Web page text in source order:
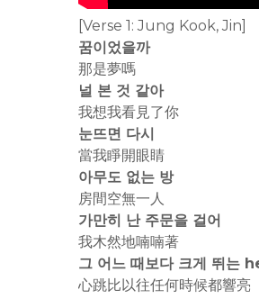
[Verse 1: Jung Kook, Jin]
꿈이었을까
那是夢嗎
널 본 것 같아
我想我看見了你
눈뜨면 다시
當我睜開眼睛
아무도 없는 방
房間空無一人
가만히 난 주문을 걸어
我木然地喃喃著
그 어느 때보다 크게 뛰는
心跳比以往任何時候都響亮